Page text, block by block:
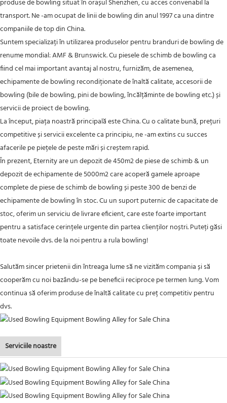
produse de bowling situat în orașul Shenzhen, cu acces convenabil la
transport. Ne -am ocupat de linii de bowling din anul 1997 ca una dintre
companiile de top din China.
Suntem specializați în utilizarea produselor pentru branduri de bowling de
renume mondial: AMF & Brunswick. Cu piesele de schimb de bowling ca
fiind cel mai important avantaj al nostru, furnizăm, de asemenea,
echipamente de bowling recondiționate de înaltă calitate, accesorii de
bowling (bile de bowling, pini de bowling, încălțăminte de bowling etc.) și
servicii de proiect de bowling.
La început, piața noastră principală este China. Cu o calitate bună, prețuri
competitive și servicii excelente ca principiu, ne -am extins cu succes
afacerile pe piețele de peste mări și creștem rapid.
În prezent, Eternity are un depozit de 450m2 de piese de schimb & un
depozit de echipamente de 5000m2 care acoperă gamele aproape
complete de piese de schimb de bowling și peste 300 de benzi de
echipamente de bowling în stoc. Cu un suport puternic de capacitate de
stoc, oferim un serviciu de livrare eficient, care este foarte important
pentru a satisface cerințele urgente din partea clienților noștri. Puteți găsi
toate nevoile dvs. de la noi pentru a rula bowling!
Salutăm sincer prietenii din întreaga lume să ne vizităm compania și să
cooperăm cu noi bazându-se pe beneficii reciproce pe termen lung. Vom
continua să oferim produse de înaltă calitate cu preț competitiv pentru
dvs.
Serviciile noastre